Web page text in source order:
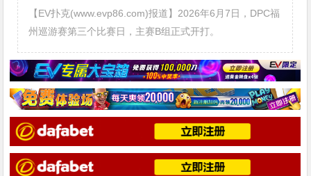
【EV扑克(www.evp86.com)报道】2026年6月7日，DPC福
州巡游赛第三个比赛日，主赛B组正式开打。